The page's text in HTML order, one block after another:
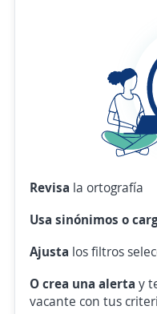
Revisa la ortografía
Usa sinónimos o
Ajusta los filtros
O crea una alerta y
vacante con tus